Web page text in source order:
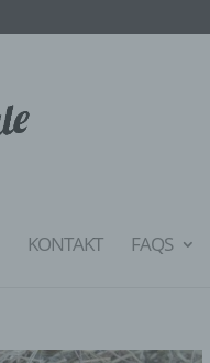
KONTAKT FAQS